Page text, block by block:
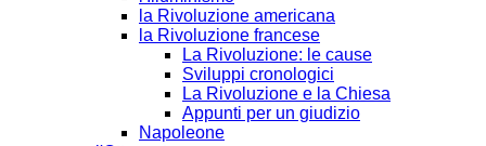
la Rivoluzione americana
la Rivoluzione francese
La Rivoluzione: le cause
Sviluppi cronologici
La Rivoluzione e la Chiesa
Appunti per un giudizio
Napoleone